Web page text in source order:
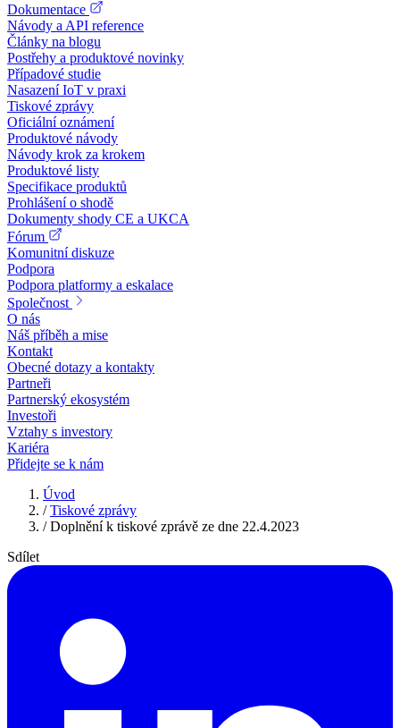
Dokumentace
Návody a API reference
Články na blogu
Postřehy a produktové novinky
Případové studie
Nasazení IoT v praxi
Tiskové zprávy
Oficiální oznámení
Produktové návody
Návody krok za krokem
Produktové listy
Specifikace produktů
Prohlášení o shodě
Dokumenty shody CE a UKCA
Fórum
Komunitní diskuze
Podpora
Podpora platformy a eskalace
Společnost
O nás
Náš příběh a mise
Kontakt
Obecné dotazy a kontakty
Partneři
Partnerský ekosystém
Investoři
Vztahy s investory
Kariéra
Přidejte se k nám
Úvod
/ Tiskové zprávy
/ Doplnění k tiskové zprávě ze dne 22.4.2023
Sdílet